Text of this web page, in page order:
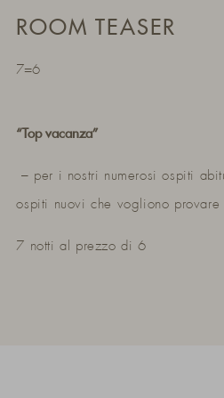
ROOM TEASER
7=6
“Top vacanza”
– per i nostri numerosi ospiti
ospiti nuovi che vogliono provare
7 notti al prezzo di 6